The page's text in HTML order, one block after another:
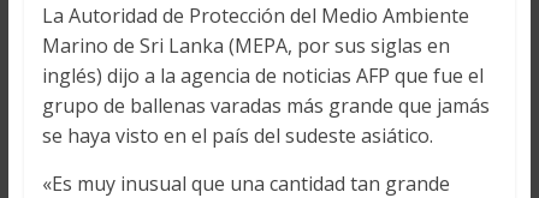
La Autoridad de Protección del Medio Ambiente
Marino de Sri Lanka (MEPA, por sus siglas en
inglés) dijo a la agencia de noticias AFP que fue el
grupo de ballenas varadas más grande que jamás
se haya visto en el país del sudeste asiático.
«Es muy inusual que una cantidad tan grande